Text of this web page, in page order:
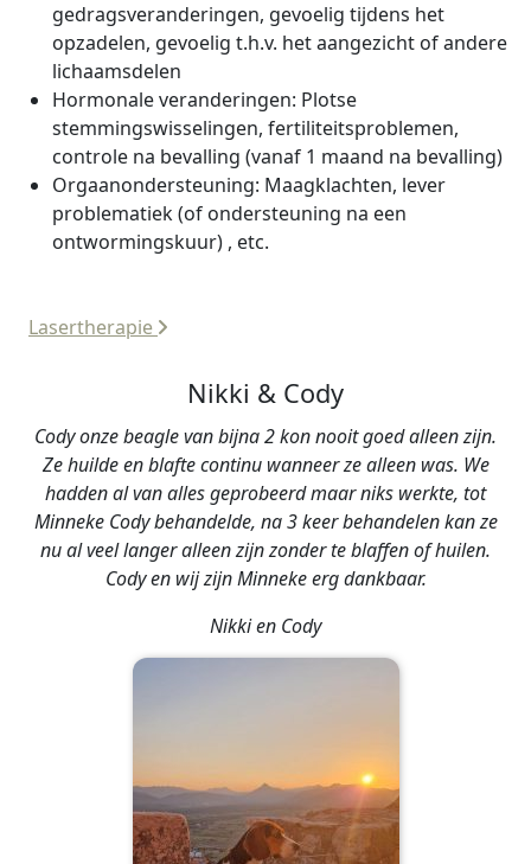
gedragsveranderingen, gevoelig tijdens het
opzadelen, gevoelig t.h.v. het aangezicht of andere
lichaamsdelen
Hormonale veranderingen: Plotse
stemmingswisselingen, fertiliteitsproblemen,
controle na bevalling (vanaf 1 maand na bevalling)
Orgaanondersteuning: Maagklachten, lever
problematiek (of ondersteuning na een
ontwormingskuur) , etc.
Berichtnavigatie
Lasertherapie
Nikki & Cody
Cody onze beagle van bijna 2 kon nooit goed alleen zijn.
Ze huilde en blafte continu wanneer ze alleen was. We
hadden al van alles geprobeerd maar niks werkte, tot
Minneke Cody behandelde, na 3 keer behandelen kan ze
nu al veel langer alleen zijn zonder te blaffen of huilen.
Cody en wij zijn Minneke erg dankbaar.
Nikki en Cody